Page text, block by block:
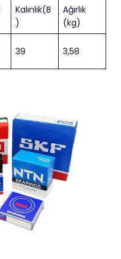
Kalınlık(B
)
Ağırlık
(kg)
39 3,58